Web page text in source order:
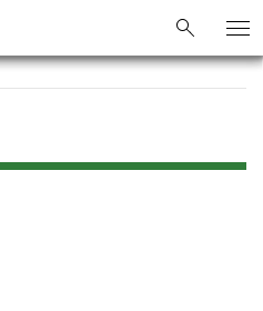
sök
sök